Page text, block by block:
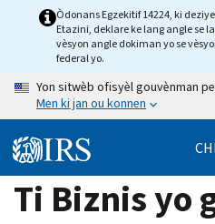
Òdonans Egzekitif 14224, ki
Etazini, deklare ke lang angle se
vèsyon angle dokiman yo se
federal yo.
Yon sitwèb ofisyèl gouvènman
Men ki jan ou konnen
Ti Biznis yo